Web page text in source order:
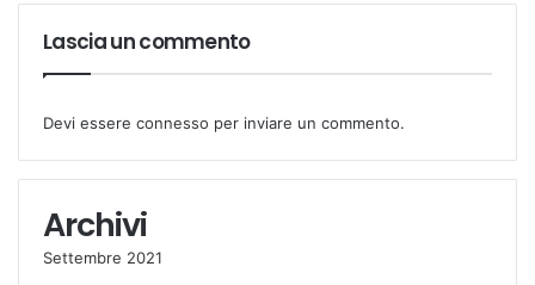
Lascia un commento
Devi essere connesso per inviare un commento.
Archivi
Settembre 2021